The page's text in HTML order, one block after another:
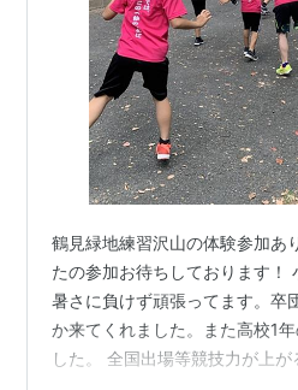
鶴見緑地練習沢山の体験参加あ
たの参加お待ちしております！
暑さに負けず頑張ってます。卒
か来てくれました。また高校1
した。 全国出場等競技力が上